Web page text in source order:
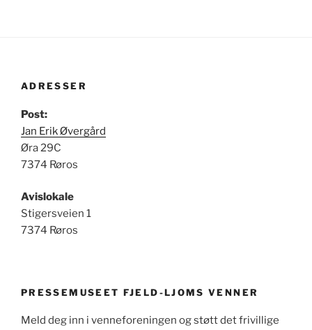
ADRESSER
Post:
Jan Erik Øvergård
Øra 29C
7374 Røros
Avislokale
Stigersveien 1
7374 Røros
PRESSEMUSEET FJELD-LJOMS VENNER
Meld deg inn i venneforeningen og støtt det frivillige